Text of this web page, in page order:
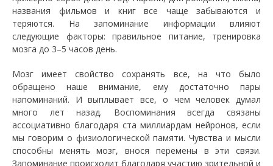
названия фильмов и книг все чаще забываются и
теряются. На запоминание информации влияют
следующие факторы: правильное питание, тренировка
мозга до 3–5 часов день.
Мозг имеет свойство сохранять все, на что было
обращено наше внимание, ему достаточно пары
напоминаний. И выплывает все, о чем человек думал
много лет назад. Воспоминания всегда связаны
ассоциативно благодаря ста миллиардам нейронов, если
мы говорим о физиологической памяти. Чувства и мысли
способны менять мозг, внося перемены в эти связи.
Запоминание происходит благодаря участию зрительной и